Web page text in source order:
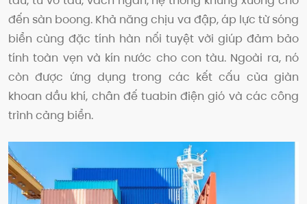
đến sàn boong. Khả năng chịu va đập, áp lực từ sóng
biển cùng đặc tính hàn nối tuyệt vời giúp đảm bảo
tính toàn vẹn và kín nước cho con tàu. Ngoài ra, nó
còn được ứng dụng trong các kết cấu của giàn
khoan dầu khí, chân đế tuabin điện gió và các công
trình cảng biển.